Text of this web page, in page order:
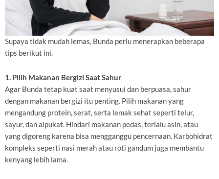
Supaya tidak mudah lemas, Bunda perlu menerapkan beberapa
tips berikut ini.
1. Pilih Makanan Bergizi Saat Sahur
Agar Bunda tetap kuat saat menyusui dan berpuasa, sahur
dengan makanan bergizi itu penting. Pilih makanan yang
mengandung protein, serat, serta lemak sehat seperti telur,
sayur, dan alpukat. Hindari makanan pedas, terlalu asin, atau
yang digoreng karena bisa mengganggu pencernaan. Karbohidrat
kompleks seperti nasi merah atau roti gandum juga membantu
kenyang lebih lama.